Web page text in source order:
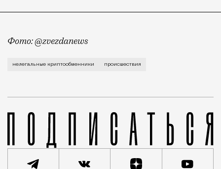
Фото: @zvezdanews
В деловом центре «Москва-Сити» силовики
нелегальные криптообменники происшествия